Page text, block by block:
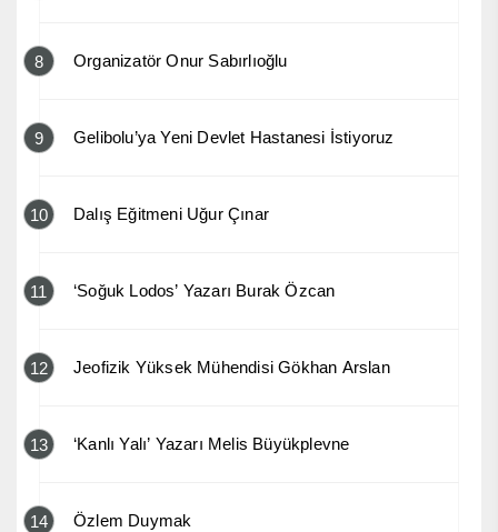
8 Organizatör Onur Sabırlıoğlu
9 Gelibolu’ya Yeni Devlet Hastanesi İstiyoruz
10 Dalış Eğitmeni Uğur Çınar
11 ‘Soğuk Lodos’ Yazarı Burak Özcan
12 Jeofizik Yüksek Mühendisi Gökhan Arslan
13 ‘Kanlı Yalı’ Yazarı Melis Büyükplevne
14 Özlem Duymak